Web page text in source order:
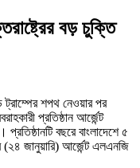
বড় চুক্তি
ট্রাম্পের শপথ নেওয়ার পর
প্রতিষ্ঠান আর্জেন্ট
বছরে বাংলাদেশে ৫
জানুয়ারি) আর্জেন্ট এলএনজি